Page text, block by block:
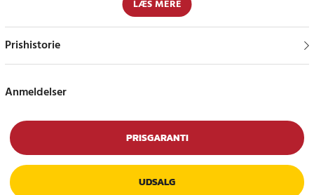
Baglygten er designet til at modstå barske forhold og give
pålidelig belysning i både regn og mørke, hvilket gør din kørsel
mere sikker under alle vejrforhold.
Specifikationer
- Tilslutning: Integreret stik for nem installation
- Funktion: Reflekterende linse og belysning
- Farve: Rød linse
Article number
LÆS MERE
Prishistorie
Anmeldelser
PRISGARANTI
UDSALG